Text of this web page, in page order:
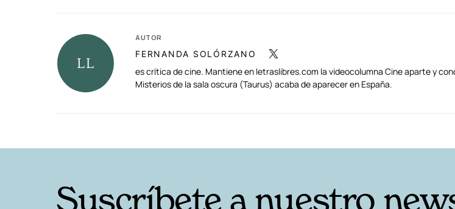
AUTOR
FERNANDA SOLÓRZANO
es crítica de cine. Mantiene en letraslibres.com la videocolumna Cine aparte y
Misterios de la sala oscura (Taurus) acaba de aparecer en España.
Suscríbete a nuestro